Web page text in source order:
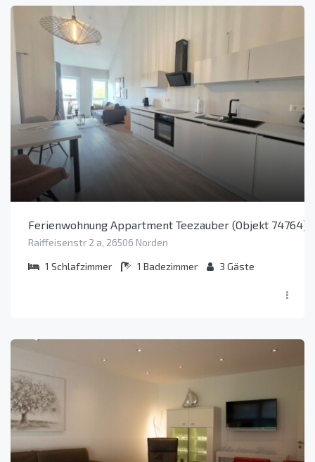
Ferienwohnung Appartment Teezauber (Objekt 74764)
Raiffeisenstr 2 a, 26506 Norden
1 Schlafzimmer 1 Badezimmer 3 Gäste